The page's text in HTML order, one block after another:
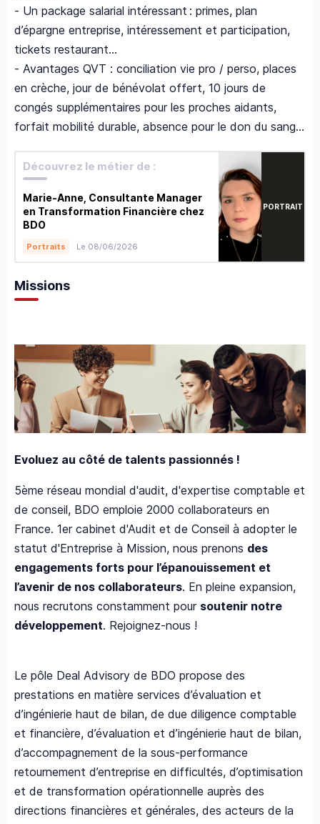
- Un package salarial intéressant : primes, plan
d’épargne entreprise, intéressement et participation,
tickets restaurant…
- Avantages QVT : conciliation vie pro / perso, places
en crèche, jour de bénévolat offert, 10 jours de
congés supplémentaires pour les proches aidants,
forfait mobilité durable, absence pour le don du sang...
Découvrez le métier de :
Marie-Anne, Consultante Manager
en Transformation Financière chez
BDO
Portraits Le 08/06/2026
PORTRAIT
Missions
Evoluez au côté de talents passionnés !
5ème réseau mondial d'audit, d'expertise comptable et
de conseil, BDO emploie 2000 collaborateurs en
France. 1er cabinet d'Audit et de Conseil à adopter le
statut d'Entreprise à Mission, nous prenons des
engagements forts pour l’épanouissement et
l’avenir de nos collaborateurs. En pleine expansion,
nous recrutons constamment pour soutenir notre
développement. Rejoignez-nous !
Le pôle Deal Advisory de BDO propose des
prestations en matière services d’évaluation et
d’ingénierie haut de bilan, de due diligence comptable
et financière, d’évaluation et d’ingénierie haut de bilan,
d’accompagnement de la sous-performance
retournement d’entreprise en difficultés, d’optimisation
et de transformation opérationnelle auprès des
directions financières et générales, des acteurs de la